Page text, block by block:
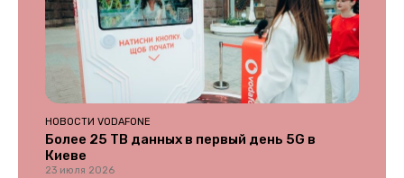
НОВОСТИ VODAFONE
Более 25 ТВ данных в первый день 5G в
Киеве
23 июля 2026